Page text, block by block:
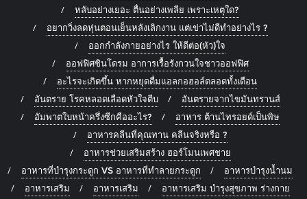
หลับอย่างเยอะ ตื่นอย่างเพลีย เพราะเหตุใด?
อยากวิ่งลดหุ่นตอนเย็นหลังเลิกงาน แต่เข่าไม่ดีทำอย่างไร ?
ออกกำลังกายอย่างไร ให้ดีต่อ(หัว)ใจ
ออฟฟิศซินโดรม อาการเรื้อรังกวนใจชาวออฟฟิศ
อะไรจะเกิดขึ้น หากหยุดดื่มแอลกอฮอล์ตลอดทั้งเดือน
อันตราย โรคหลอดเลือดหัวใจตีบ
อันตรายจากไขมันทรานส์
อัมพาตใบหน้าครึ่งซีกคืออะไร?
อาหาร ต้านไทรอยด์เป็นพิษ
อาหารคลีนที่คุณทาน คลีนจริงหรือ ?
อาหารช่วยเสริมสร้าง ฮอร์โมนเพศชาย
อาหารที่บำรุงกระดูก VS อาหารที่ทำลายกระดูก
อาหารบำรุงน้ำนม
อาหารเสริม
อาหารเสริม
อาหารเสริม บำรุงสุขภาพ ร่างกาย